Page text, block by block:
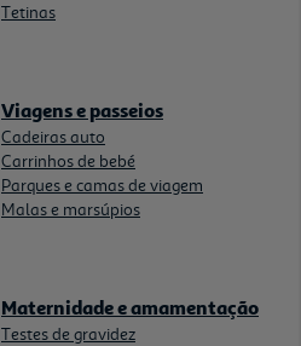
Tetinas
Viagens e passeios
Cadeiras auto
Carrinhos de bebé
Parques e camas de viagem
Malas e marsúpios
Maternidade e amamentação
Testes de gravidez